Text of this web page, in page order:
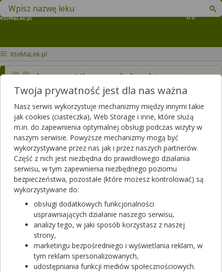
Koszyk
Znajdź lek w swojej okolicy
KtoMaLek.pl
https://ktomalek.pl/pytania-
i-odpowiedzi/witam-mam-
maly-problem-odnosnie-
rezerwacji-ktorej-
dokonalem-dnia-3-listopada-
i-zostala-on/q-112595
Dotyczy:Kobieta, 67 lat
Na to pytanie nie udzielił odpowiedzi jeszcze żaden farmaceuta.
Twoja prywatność jest dla nas ważna
Nasz serwis wykorzystuje mechanizmy między innymi takie
jak cookies (ciasteczka), Web Storage i inne, które służą
m.in. do zapewnienia optymalnej obsługi podczas wizyty w
naszym serwisie. Powyższe mechanizmy mogą być
wykorzystywane przez nas jak i przez naszych partnerów.
Część z nich jest niezbędna do prawidłowego działania
serwisu, w tym zapewnienia niezbędnego poziomu
bezpieczeństwa, pozostałe (które możesz kontrolować) są
wykorzystywane do:
obsługi dodatkowych funkcjonalności
usprawniających działanie naszego serwisu,
analizy tego, w jaki sposób korzystasz z naszej
strony,
marketingu bezpośredniego i wyświetlania reklam, w
tym reklam spersonalizowanych,
udostępniania funkcji mediów społecznościowych.